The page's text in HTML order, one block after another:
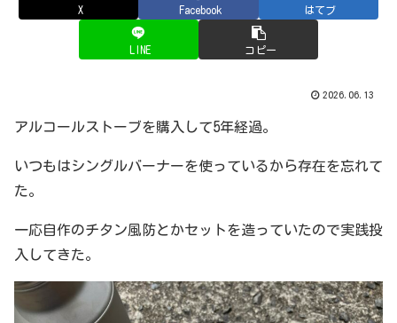
X Facebook はてブ
LINE コピー
2026.06.13
アルコールストーブを購入して5年経過。
いつもはシングルバーナーを使っているから存在を忘れて
た。
一応自作のチタン風防とかセットを造っていたので実践投
入してきた。